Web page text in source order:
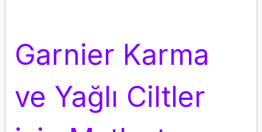
Garnier Karma
ve Yağlı Ciltler